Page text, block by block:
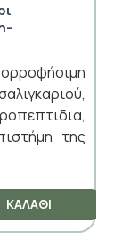
της
ΚΑΛΆΘΙ